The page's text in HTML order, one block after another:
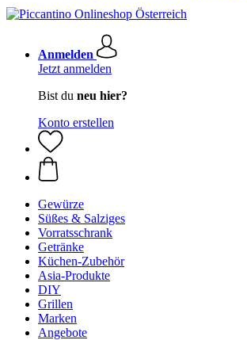
Anmelden
Jetzt anmelden
Bist du neu hier?
Konto erstellen
Gewürze
Süßes & Salziges
Vorratsschrank
Getränke
Küchen-Zubehör
Asia-Produkte
DIY
Grillen
Marken
Angebote